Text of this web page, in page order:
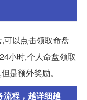
可以点击领取命盘
小时,个人命盘领取
是额外奖励。
流程，越详细越